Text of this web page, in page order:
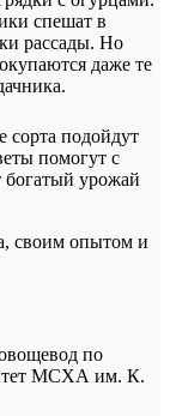
спешат в
рассады. Но
даже те
сорта подойдут
помогут с
богатый урожай
своим опытом и
по
МСХА им. К.